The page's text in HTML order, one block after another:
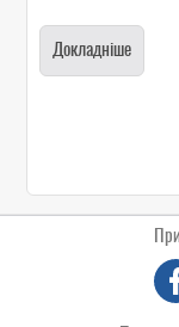
Докладніше